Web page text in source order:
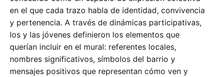
en el que cada trazo habla de identidad, convivencia
y pertenencia. A través de dinámicas participativas,
los y las jóvenes definieron los elementos que
querían incluir en el mural: referentes locales,
nombres significativos, símbolos del barrio y
mensajes positivos que representan cómo ven y